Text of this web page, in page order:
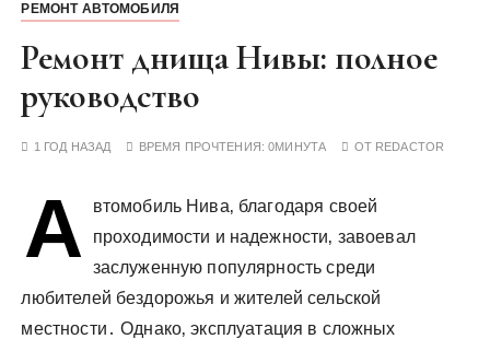
РЕМОНТ АВТОМОБИЛЯ
Ремонт днища Нивы: полное
руководство
1 ГОД НАЗАД ВРЕМЯ ПРОЧТЕНИЯ:0МИНУТА ОТ REDACTOR
А
втомобиль Нива‚ благодаря своей
проходимости и надежности‚ завоевал
заслуженную популярность среди
любителей бездорожья и жителей сельской
местности․ Однако‚ эксплуатация в сложных